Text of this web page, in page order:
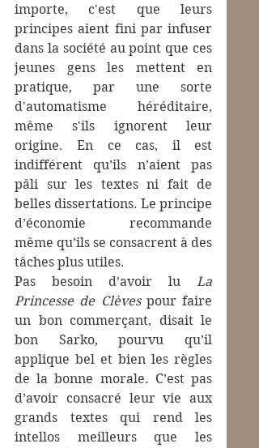
importe, c'est que leurs
principes aient fini par infuser
dans la société au point que ces
jeunes gens les mettent en
pratique, par une sorte
d'automatisme héréditaire,
même s'ils ignorent leur
origine. En ce cas, il est
indifférent qu’ils n’aient pas
pâli sur les textes ni fait de
belles dissertations. Le principe
d’économie recommande
même qu’ils se consacrent à des
tâches plus utiles.
Pas besoin d’avoir lu La
Princesse de Clèves pour faire
un bon commerçant, disait le
bon Sarko, pourvu qu’il
applique bel et bien les règles
de la bonne morale. C’est pas
d’avoir consacré leur vie aux
grands textes qui rend les
intellos meilleurs que les